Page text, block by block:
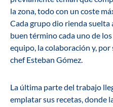
la zona, todo con un coste
Cada grupo dio rienda suelta
buen término cada uno de
equipo, la colaboración y,
chef Esteban Gómez.
La última parte del trabajo
emplatar sus recetas, donde